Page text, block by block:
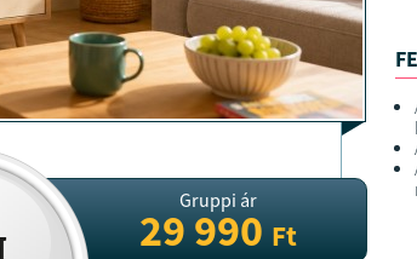
Gruppi ár
29 990Ft